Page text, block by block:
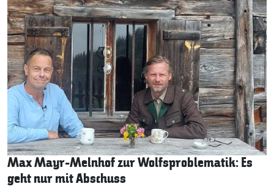
Max Mayr-Melnhof zur Wolfsproblematik: Es
geht nur mit Abschuss